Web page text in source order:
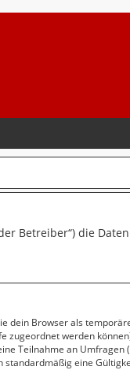
Betreiber“) die
dein Browser als
zugeordnet werden
Teilnahme an
eine